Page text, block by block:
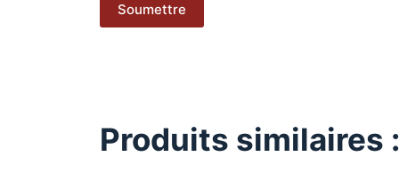
Soumettre
Produits similaires :